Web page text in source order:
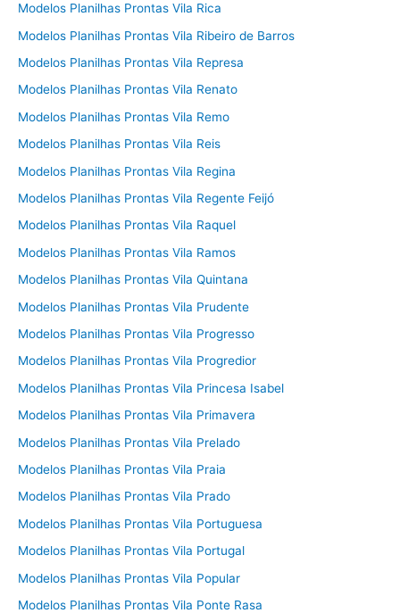
Modelos Planilhas Prontas Vila Rica
Modelos Planilhas Prontas Vila Ribeiro de Barros
Modelos Planilhas Prontas Vila Represa
Modelos Planilhas Prontas Vila Renato
Modelos Planilhas Prontas Vila Remo
Modelos Planilhas Prontas Vila Reis
Modelos Planilhas Prontas Vila Regina
Modelos Planilhas Prontas Vila Regente Feijó
Modelos Planilhas Prontas Vila Raquel
Modelos Planilhas Prontas Vila Ramos
Modelos Planilhas Prontas Vila Quintana
Modelos Planilhas Prontas Vila Prudente
Modelos Planilhas Prontas Vila Progresso
Modelos Planilhas Prontas Vila Progredior
Modelos Planilhas Prontas Vila Princesa Isabel
Modelos Planilhas Prontas Vila Primavera
Modelos Planilhas Prontas Vila Prelado
Modelos Planilhas Prontas Vila Praia
Modelos Planilhas Prontas Vila Prado
Modelos Planilhas Prontas Vila Portuguesa
Modelos Planilhas Prontas Vila Portugal
Modelos Planilhas Prontas Vila Popular
Modelos Planilhas Prontas Vila Ponte Rasa